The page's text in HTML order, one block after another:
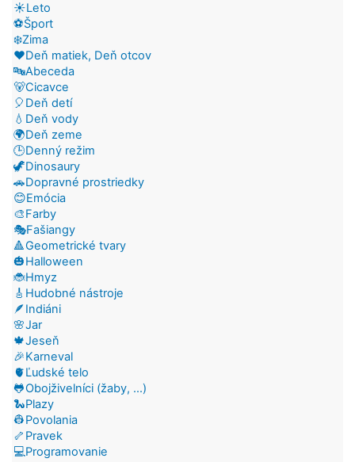
☀️Leto
⚽Šport
❄️Zima
❤️Deň matiek, Deň otcov
🔤Abeceda
🐻Cicavce
🎈Deň detí
💧Deň vody
🌍Deň zeme
🕒Denný režim
🦖Dinosaury
🚗Dopravné prostriedky
😊Emócia
🎨Farby
🎭Fašiangy
🔺Geometrické tvary
🎃Halloween
🐞Hmyz
🎸Hudobné nástroje
🪶Indiáni
🌸Jar
🍁Jeseň
🎉Karneval
🫀Ľudské telo
🐸Obojživelníci (žaby, ...)
🐍Plazy
👷Povolania
🦴Pravek
💻Programovanie